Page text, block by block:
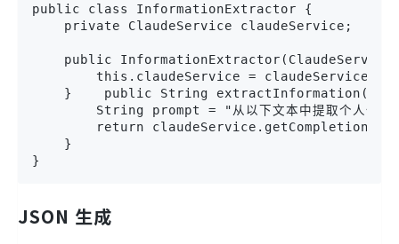
public class InformationExtractor {
    private ClaudeService claudeService;
public InformationExtractor(ClaudeService
        this.claudeService = claudeService;
}    public String
String prompt = "从以下文本中提取个人信
return
    }
}
JSON 生成